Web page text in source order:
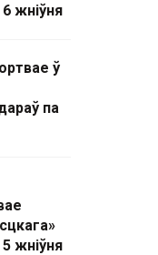
6 жніўня
ў
па
5 жніўня